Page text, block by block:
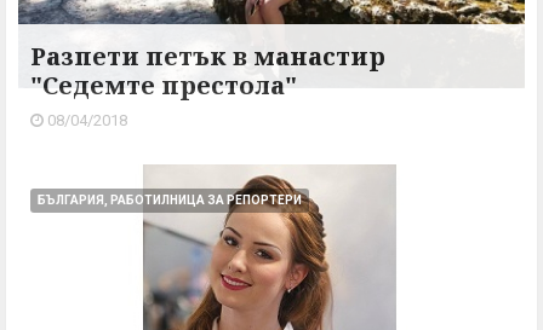
Разпети петък в манастир
"Седемте престола"
08/04/2018
БЪЛГАРИЯ, РАБОТИЛНИЦА ЗА РЕПОРТЕРИ